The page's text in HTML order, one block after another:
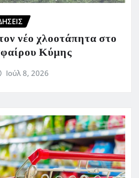
νέο χλοοτάπητα στο
Κύμης
Ιούλ 8, 2026